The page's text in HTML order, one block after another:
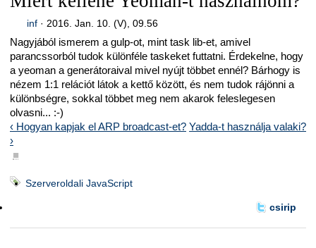
inf· 2016. Jan. 10. (V), 09.56
Nagyjából ismerem a gulp-ot, mint task lib-et, amivel
parancssorból tudok különféle taskeket futtatni. Érdekelne, hogy
a yeoman a generátoraival mivel nyújt többet ennél? Bárhogy is
nézem 1:1 relációt látok a kettő között, és nem tudok rájönni a
különbségre, sokkal többet meg nem akarok feleslegesen
olvasni... :-)
‹ Hogyan kapjak el ARP broadcast-et? Yadda-t használja valaki?
›
■
Szerveroldali JavaScript
csirip